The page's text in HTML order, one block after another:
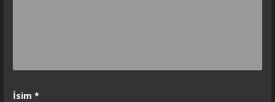
İsim *